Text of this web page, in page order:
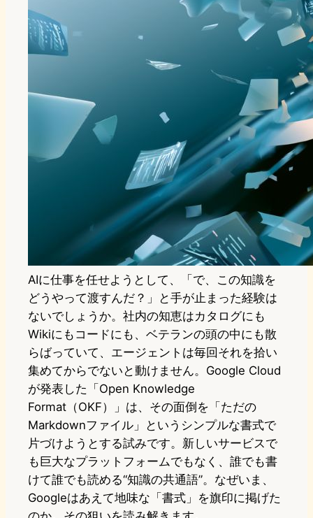
AIに仕事を任せようとして、「で、この知識を
どうやって渡すんだ？」と手が止まった経験は
ないでしょうか。社内の知恵はカタログにも
Wikiにもコードにも、ベテランの頭の中にも散
らばっていて、エージェントは毎回それを拾い
集めてからでないと動けません。Google Cloud
が発表した「Open Knowledge
Format（OKF）」は、その面倒を「ただの
Markdownファイル」というシンプルな書式で
片づけようとする試みです。新しいサービスで
も巨大なプラットフォームでもなく、誰でも書
けて誰でも読める“知識の共通語”。なぜいま、
Googleはあえて地味な「書式」を旗印に掲げた